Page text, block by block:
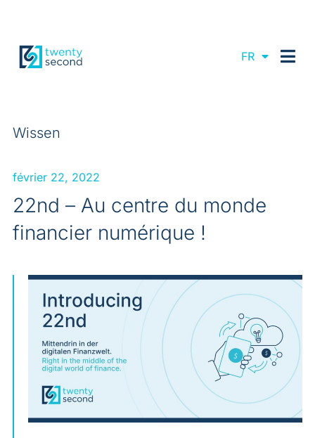
FR
DE
Wissen
février 22, 2022
22nd – Au centre du monde
financier numérique !